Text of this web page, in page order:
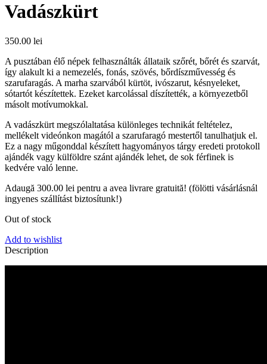
Vadászkürt
350.00 lei
A pusztában élő népek felhasználták állataik szőrét, bőrét és szarvát,
így alakult ki a nemezelés, fonás, szövés, bőrdíszművesség és
szarufaragás. A marha szarvából kürtöt, ivószarut, késnyeleket,
sótartót készítettek. Ezeket karcolással díszítették, a környezetből
másolt motívumokkal.
A vadászkürt megszólaltatása különleges technikát feltételez,
mellékelt videónkon magától a szarufaragó mestertől tanulhatjuk el.
Ez a nagy műgonddal készített hagyományos tárgy eredeti protokoll
ajándék vagy külföldre szánt ajándék lehet, de sok férfinek is
kedvére való lenne.
Adaugă 300.00 lei pentru a avea livrare gratuită! (fölötti vásárlásnál
ingyenes szállítást biztosítunk!)
Out of stock
Add to wishlist
Description